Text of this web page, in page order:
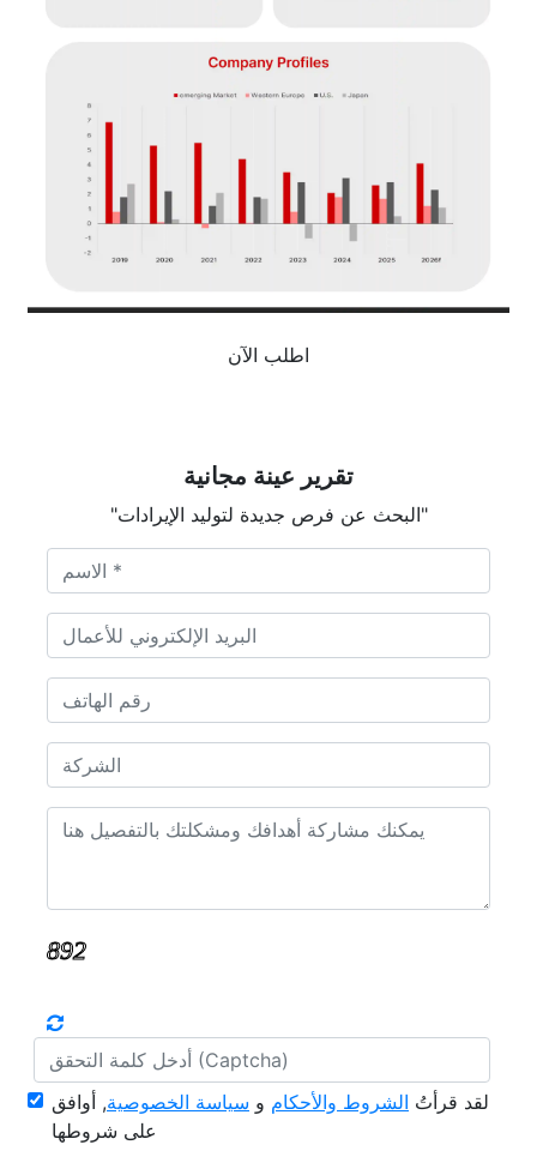
اطلب الآن
تقرير عينة مجانية
"البحث عن فرص جديدة لتوليد الإيرادات"
لقد قرأتُ الشروط والأحكام و سياسة الخصوصية, أوافق
على شروطها